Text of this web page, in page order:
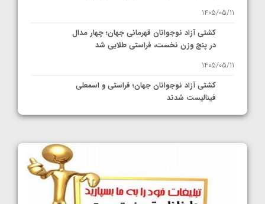
1405/05/11
کشتی آزاد نوجوانان قهرمانی جهان؛ چهار مدال
در پنج وزن نخست، فراستی طلایی شد
1405/05/11
کشتی آزاد نوجوانان جهان؛ فراستی و اسمعلی
فینالیست شدند
1405/05/09
کشتی فرنگی نوجوانان جهان؛ سکوی تیمی